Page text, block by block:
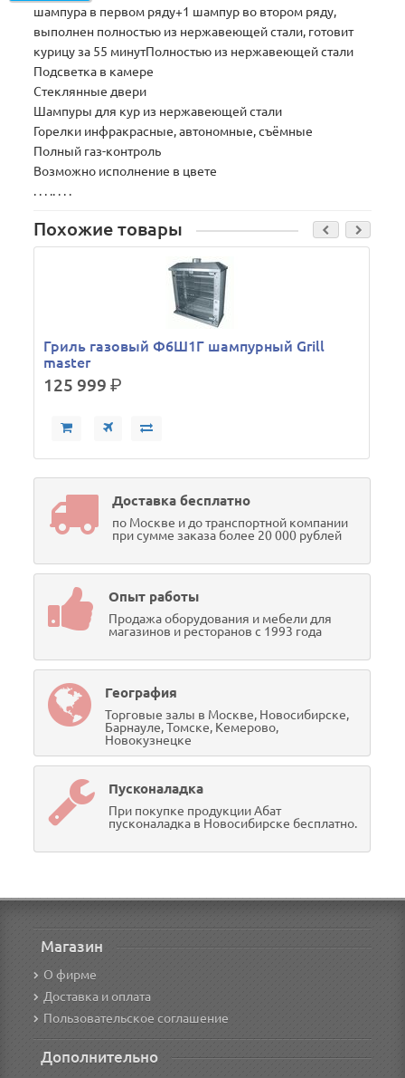
шампура в первом ряду+1 шампур во втором ряду,
выполнен полностью из нержавеющей стали, готовит
курицу за 55 минутПолностью из нержавеющей стали
Подсветка в камере
Стеклянные двери
Шампуры для кур из нержавеющей стали
Горелки инфракрасные, автономные, съёмные
Полный газ-контроль
Возможно исполнение в цвете
. . . .. . . .
Похожие товары
Гриль газовый Ф6Ш1Г шампурный Grill
master
125 999р.
Доставка бесплатно
по Москве и до транспортной компании
при сумме заказа более 20 000 рублей
Опыт работы
Продажа оборудования и мебели для
магазинов и ресторанов с 1993 года
География
Торговые залы в Москве, Новосибирске,
Барнауле, Томске, Кемерово,
Новокузнецке
Пусконаладка
При покупке продукции Абат
пусконаладка в Новосибирске бесплатно.
Магазин
О фирме
Доставка и оплата
Пользовательское соглашение
Дополнительно